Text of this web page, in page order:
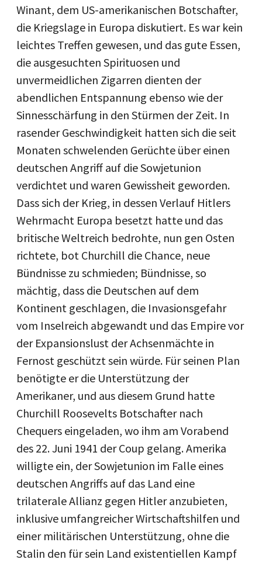
Winant, dem US-amerikanischen Botschafter,
die Kriegslage in Europa diskutiert. Es war kein
leichtes Treffen gewesen, und das gute Essen,
die ausgesuchten Spirituosen und
unvermeidlichen Zigarren dienten der
abendlichen Entspannung ebenso wie der
Sinnesschärfung in den Stürmen der Zeit. In
rasender Geschwindigkeit hatten sich die seit
Monaten schwelenden Gerüchte über einen
deutschen Angriff auf die Sowjetunion
verdichtet und waren Gewissheit geworden.
Dass sich der Krieg, in dessen Verlauf Hitlers
Wehrmacht Europa besetzt hatte und das
britische Weltreich bedrohte, nun gen Osten
richtete, bot Churchill die Chance, neue
Bündnisse zu schmieden; Bündnisse, so
mächtig, dass die Deutschen auf dem
Kontinent geschlagen, die Invasionsgefahr
vom Inselreich abgewandt und das Empire vor
der Expansionslust der Achsenmächte in
Fernost geschützt sein würde. Für seinen Plan
benötigte er die Unterstützung der
Amerikaner, und aus diesem Grund hatte
Churchill Roosevelts Botschafter nach
Chequers eingeladen, wo ihm am Vorabend
des 22. Juni 1941 der Coup gelang. Amerika
willigte ein, der Sowjetunion im Falle eines
deutschen Angriffs auf das Land eine
trilaterale Allianz gegen Hitler anzubieten,
inklusive umfangreicher Wirtschaftshilfen und
einer militärischen Unterstützung, ohne die
Stalin den für sein Land existentiellen Kampf